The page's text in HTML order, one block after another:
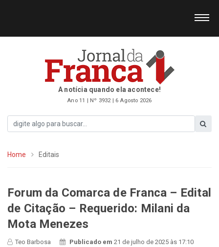
A notícia quando ela acontece!
Ano 11 | Nº 3932 | 6 Agosto 2026
Home Editais
Forum da Comarca de Franca – Edital
de Citação – Requerido: Milani da
Mota Menezes
Teo Barbosa Publicado em21 de julho de 2025 às 17:10